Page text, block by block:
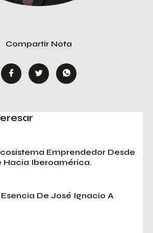
Compartir Nota
Emprendedor Desde
Hacia Iberoamérica.
De José Ignacio A